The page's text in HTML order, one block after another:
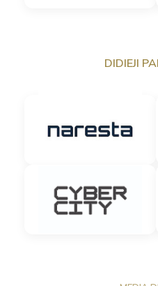
DIDIEJI